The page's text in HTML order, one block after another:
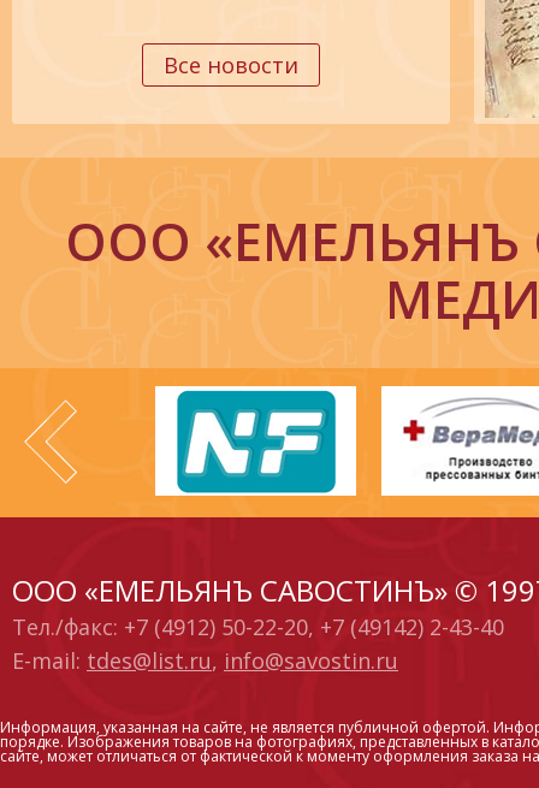
Все новости
ООО «ЕМЕЛЬЯНЪ
ООО «ЕМЕЛЬЯНЪ САВОСТИНЪ» ©
Тел./факс: +7 (4912) 50-22-20, +7 (49142) 2-43-40
E-mail: tdes@list.ru, info@savostin.ru
Информация, указанная на сайте, не является публичной офертой.
порядке. Изображения товаров на фотографиях, представленных в
сайте, может отличаться от фактической к моменту оформления заказа